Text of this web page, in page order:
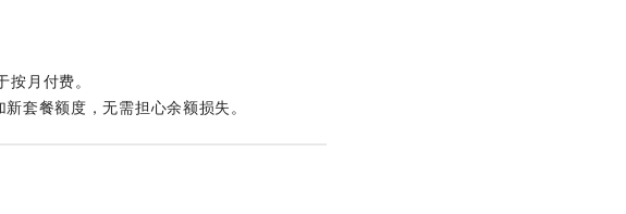
月付费。
套餐额度，无需担心余额损失。